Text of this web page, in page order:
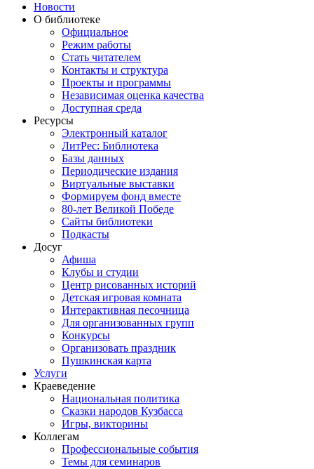
Новости
О библиотеке
Официальное
Режим работы
Стать читателем
Контакты и структура
Проекты и программы
Независимая оценка качества
Доступная среда
Ресурсы
Электронный каталог
ЛитРес: Библиотека
Базы данных
Периодические издания
Виртуальные выставки
Формируем фонд вместе
80-лет Великой Победе
Сайты библиотеки
Подкасты
Досуг
Афиша
Клубы и студии
Центр рисованных историй
Детская игровая комната
Интерактивная песочница
Для организованных групп
Конкурсы
Организовать праздник
Пушкинская карта
Услуги
Краеведение
Национальная политика
Сказки народов Кузбасса
Игры, викторины
Коллегам
Профессиональные события
Темы для семинаров